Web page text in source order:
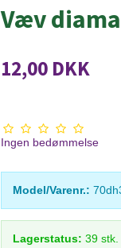
Væv
12,00 DKK
Ingen bedømmelse
Model/Varenr.:
Lagerstatus: 39 stk.